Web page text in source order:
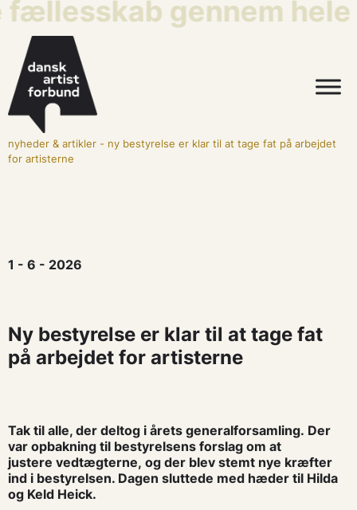
gennem hele
nyheder & artikler- ny bestyrelse er klar til at tage fat på arbejdet
for artisterne
1 - 6 - 2026
Ny bestyrelse er klar til at tage fat
på arbejdet for artisterne
Tak til alle, der deltog i årets generalforsamling. Der
var opbakning til bestyrelsens forslag om at
justere vedtægterne, ogder blev stemt nye kræfter
ind i bestyrelsen. Dagen sluttede med hæder til Hilda
og Keld Heick.